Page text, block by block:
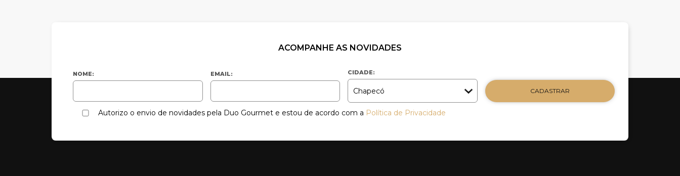
ACOMPANHE AS NOVIDADES
NOME: EMAIL: CIDADE:
CADASTRAR
Autorizo o envio de novidades pela Duo Gourmet e estou de acordo com a Política de Privacidade